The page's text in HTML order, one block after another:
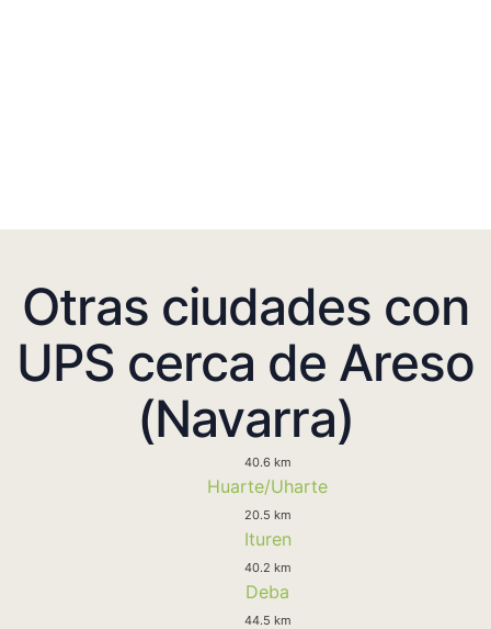
Otras ciudades con
UPS cerca de Areso
(Navarra)
40.6 km
Huarte/Uharte
20.5 km
Ituren
40.2 km
Deba
44.5 km